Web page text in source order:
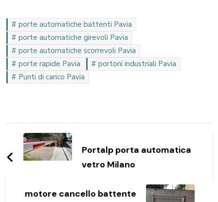
porte automatiche battenti Pavia
porte automatiche girevoli Pavia
porte automatiche scorrevoli Pavia
porte rapide Pavia
portoni industriali Pavia
Punti di carico Pavia
Navigazione
articoli
Portalp porta automatica
vetro Milano
motore cancello battente